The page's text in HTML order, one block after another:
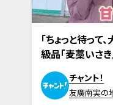
「ちょっと待って
級品「麦藁いさ
ナが新鮮な刺し
チャント！
友廣南実の